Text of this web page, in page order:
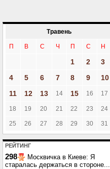
Травень
П В С Ч П С Н
1 2
3
4
5 6 7 8 9
10
11
12 13 14 15 16 17
18 19 20 21 22 23 24
25 26 27 28 29 30 31
РЕЙТИНГ
298
Москвичка в Киеве: Я
старалась держаться в стороне...